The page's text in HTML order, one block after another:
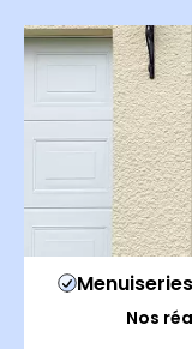
Menuiseries
Nos